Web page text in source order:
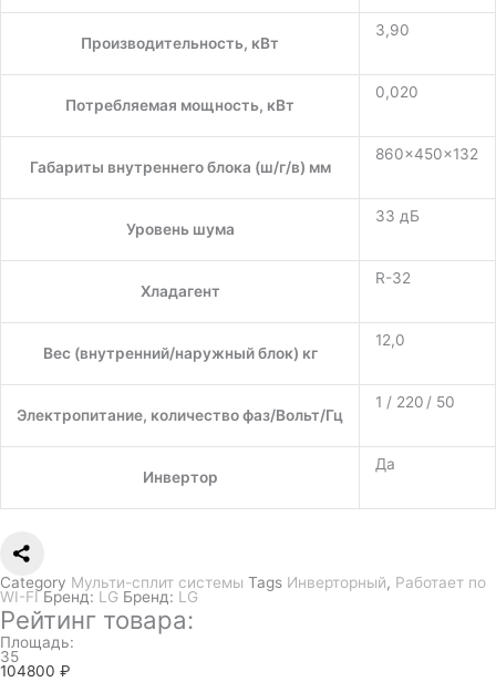
Производительность, кВт
3,90
Потребляемая мощность, кВт
0,020
Габариты внутреннего блока (ш/г/в) мм
860×450×132
Уровень шума
33 дБ
Хладагент
R-32
Вес (внутренний/наружный блок) кг
12,0
Электропитание, количество фаз/Вольт/Гц
1 / 220 / 50
Инвертор
Да
Category Мульти-сплит системы Tags Инверторный, Работает по
WI-FI Бренд: LG Бренд: LG
Рейтинг товара:
Площадь:
35
104800 ₽